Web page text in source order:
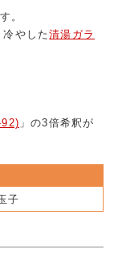
。
冷やした清湯ガラ
」の3倍希釈が
子